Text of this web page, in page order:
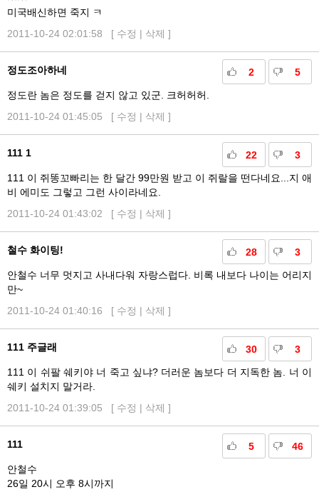
미국배신하면 죽지 ㅋ
2011-10-24 02:01:58 [ 수정 | 삭제 ]
2 5
정도조아하네
정도란 놈은 정도를 걷지 않고 있군. 크허허허.
2011-10-24 01:45:05 [ 수정 | 삭제 ]
22 3
111 1
111 이 쥐똥꼬빠리는 한 달간 99만원 받고 이 쥐랄을 떤다네요...지 애
비 에미도 그렇고 그런 사이라네요.
2011-10-24 01:43:02 [ 수정 | 삭제 ]
28 3
철수 화이팅!
안철수 너무 멋지고 사내다워 자랑스럽다. 비록 내보다 나이는 어리지
만~
2011-10-24 01:40:16 [ 수정 | 삭제 ]
30 3
111 주글래
111 이 쉬팔 쉐키야 너 죽고 싶냐? 더러운 놈보다 더 지독한 놈. 너 이
쉐키 설치지 말거라.
2011-10-24 01:39:05 [ 수정 | 삭제 ]
5 46
111
안철수
26일 20시 오후 8시까지